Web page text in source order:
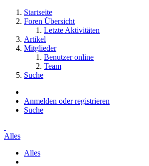
Startseite
Foren Übersicht
Letzte Aktivitäten
Artikel
Mitglieder
Benutzer online
Team
Suche
Anmelden oder registrieren
Suche
Alles
Alles